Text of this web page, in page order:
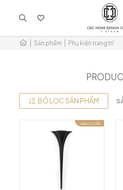
KHÔNG CÓ SẢN PHẨM TRONG GIỎ
Sản phẩm Phụ kiện trang trí
BỘ LỌC SẢN PHẨM
HÀNG CÓ SẴN